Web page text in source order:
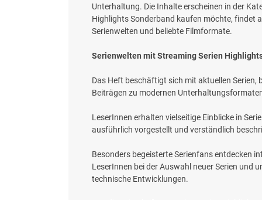
Unterhaltung. Die Inhalte erscheinen in der
Highlights Sonderband kaufen möchte, findet
Serienwelten und beliebte Filmformate.
Serienwelten mit Streaming Serien
Das Heft beschäftigt sich mit aktuellen
Beiträgen zu modernen
LeserInnen erhalten vielseitige Einblicke in
ausführlich vorgestellt und verständlich
Besonders begeisterte Serienfans entdecken
LeserInnen bei der Auswahl neuer Serien und
technische Entwicklungen.